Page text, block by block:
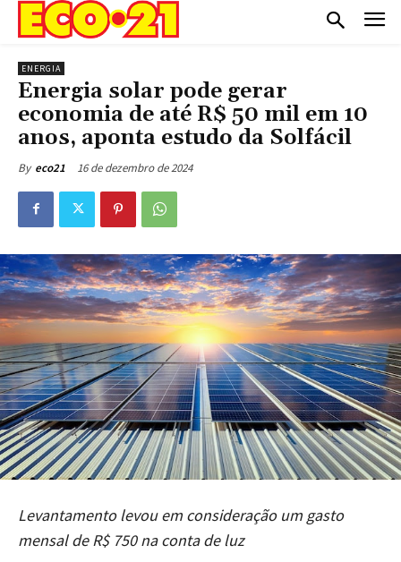
ENERGIA
Energia solar pode gerar
economia de até R$ 50 mil em 10
anos, aponta estudo da Solfácil
By eco21 16 de dezembro de 2024
Levantamento levou em consideração um gasto
mensal de R$ 750 na conta de luz